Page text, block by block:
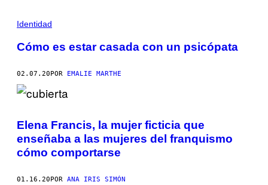
Identidad
Cómo es estar casada con un psicópata
02.07.20POR EMALIE MARTHE
Elena Francis, la mujer ficticia que
enseñaba a las mujeres del franquismo
cómo comportarse
01.16.20 POR ANA IRIS SIMÓN